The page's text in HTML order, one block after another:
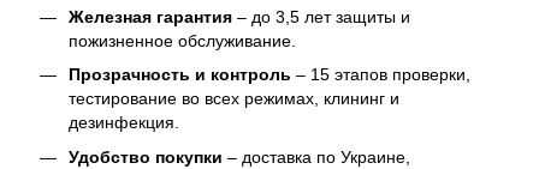
Железная гарантия – до 3,5 лет защиты и
пожизненное обслуживание.
Прозрачность и контроль – 15 этапов проверки,
тестирование во всех режимах, клининг и
дезинфекция.
Удобство покупки – доставка по Украине,